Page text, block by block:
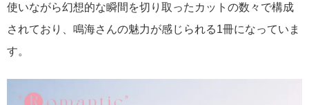
使いながら幻想的な瞬間を切り取ったカットの数々で構成
されており、鳴海さんの魅力が感じられる1冊になっていま
す。